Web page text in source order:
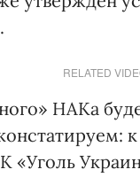
RELATED
НАКа